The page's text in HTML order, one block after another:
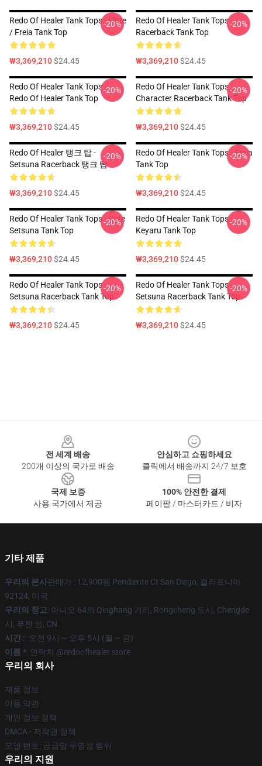
Redo Of Healer Tank Tops - Flare
/ Freia Tank Top
₩3,369,210$24.45
-20%
Redo Of Healer Tank Tops -
Racerback Tank Top
₩3,369,210$24.45
-20%
Redo Of Healer Tank Tops -
Redo Of Healer Tank Top
₩3,369,210$24.45
-20%
Redo Of Healer Tank Tops -
Character Racerback Tank Top
₩3,369,210$24.45
-20%
Redo Of Healer 탱크 탑 -
Setsuna Racerback 탱크 탑
₩3,369,210$24.45
-20%
Redo Of Healer Tank Tops - Freia
Tank Top
₩3,369,210$24.45
-20%
Redo Of Healer Tank Tops - Cute
Setsuna Tank Top
₩3,369,210$24.45
-20%
Redo Of Healer Tank Tops -
Keyaru Tank Top
₩3,369,210$24.45
-20%
Redo Of Healer Tank Tops -
Setsuna Racerback Tank Top
₩3,369,210$24.45
-20%
Redo Of Healer Tank Tops -
Setsuna Racerback Tank Top
₩3,369,210$24.45
-20%
전 세계 배송
200개 이상의 국가로 배송
안심하고 쇼핑하세요
클릭에서 배송까지 24/7 보호
국제 보증
사용 국가에서 제공
100% 안전한 결제
페이팔 / 마스터카드 / 비자
기타 제품
우리의 본사판매가 : 12,900원 Pendiente Ct San Diego, 캘리포니아
92124, 미국
우리의 창고: 아니오 64의 Qinghang 거리, Rongcheng 도시, Chengde
시, 푸젠 성, CN
시간 :: 오전 9시 ~ 오후 5시 (월 ~ 금)
이름 *: 연락처 @redoofhealer.store
우리의 회사
제품 정보
이용 약관
개인 정보 정책
DMCA - 저작권 정책
모델 번호: 공급망 투명성 행위
우리의 지원